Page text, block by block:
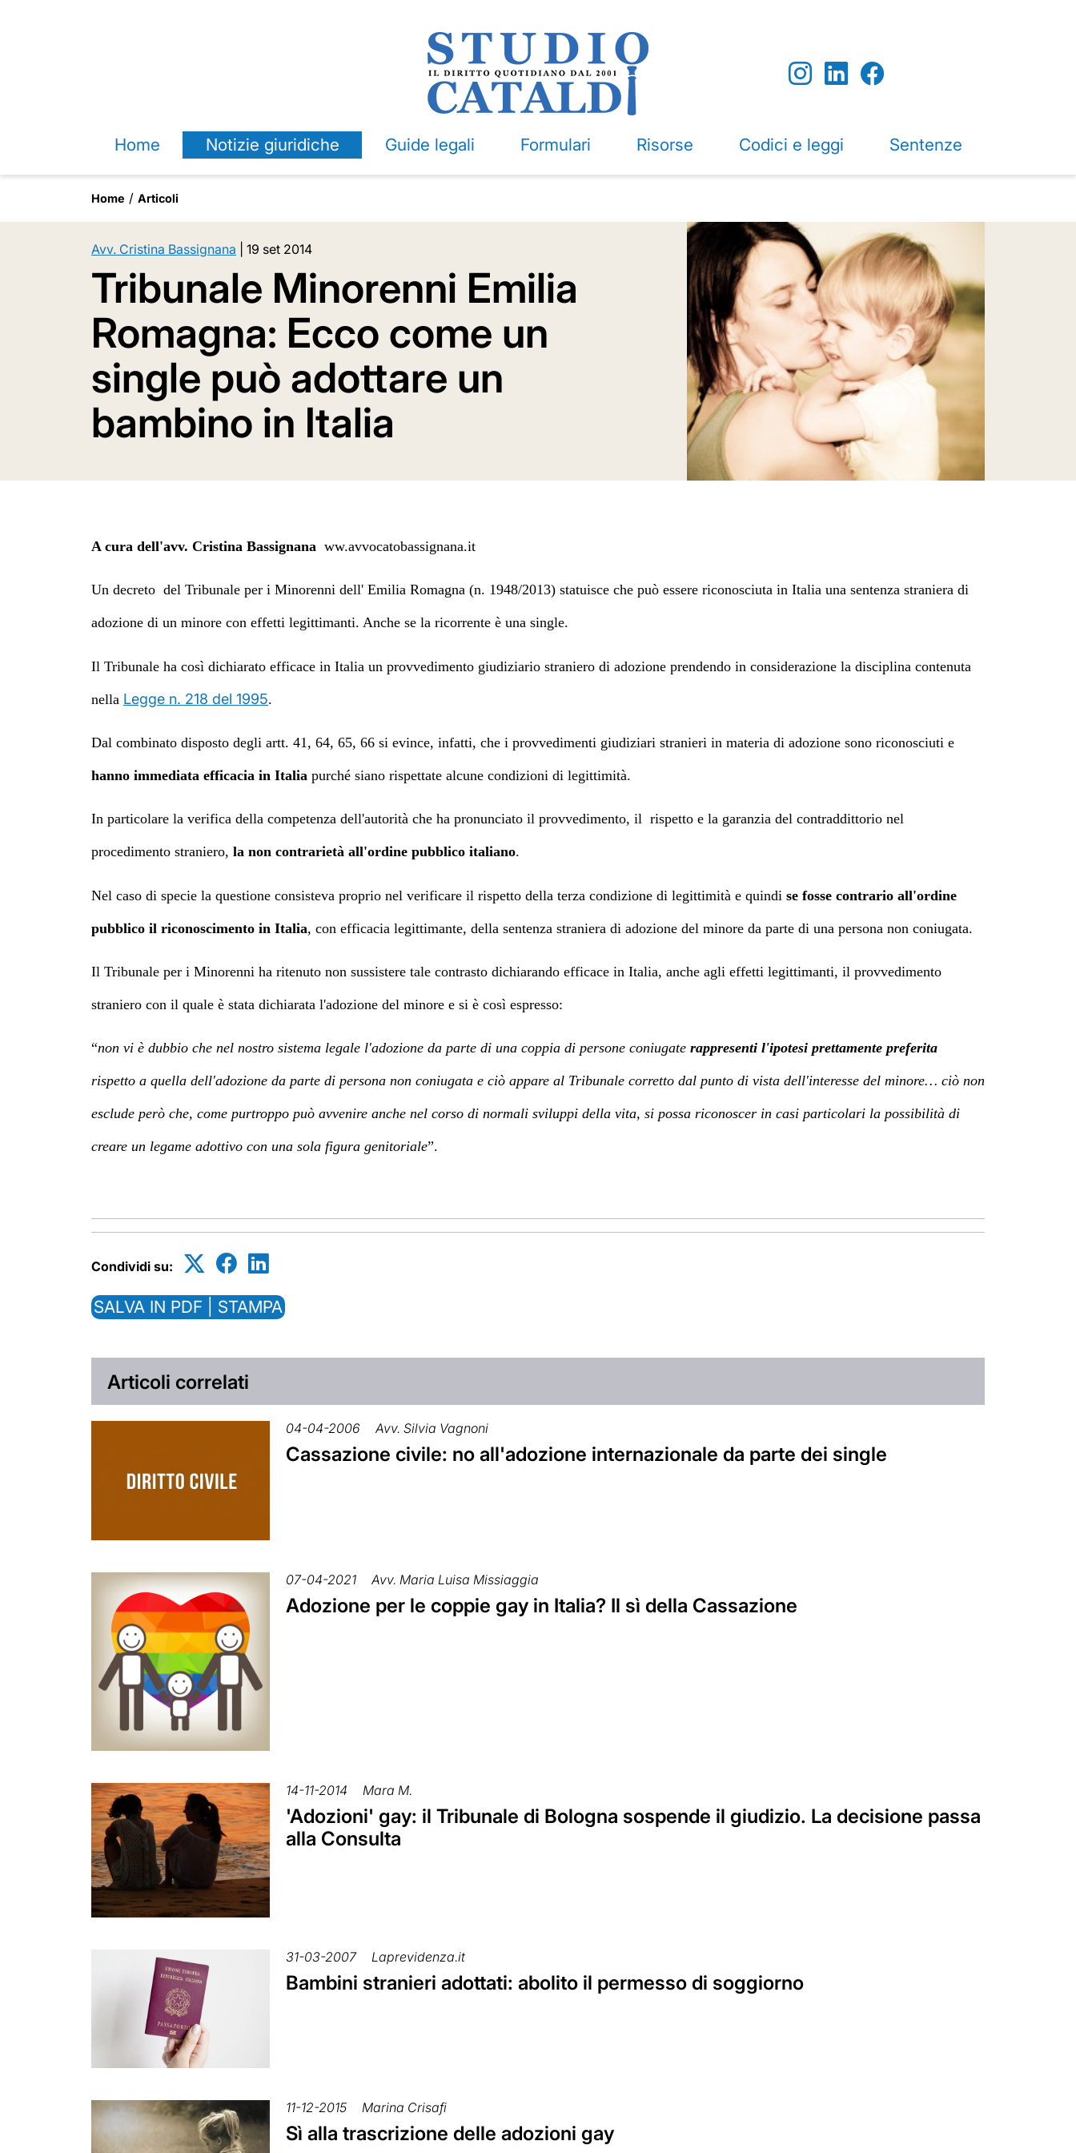
Home Notizie giuridiche Guide legali Formulari Risorse Codici e leggi Sentenze
Home Articoli
Avv. Cristina Bassignana 19 set 2014
Tribunale Minorenni Emilia
Romagna: Ecco come un
single può adottare un
bambino in Italia
A cura dell'avv. Cristina Bassignana ww.avvocatobassignana.it
Un decreto del Tribunale per i Minorenni dell' Emilia Romagna (n. 1948/2013) statuisce che può essere riconosciuta in Italia una sentenza straniera di
adozione di un minore con effetti legittimanti. Anche se la ricorrente è una single.
Il Tribunale ha così dichiarato efficace in Italia un provvedimento giudiziario straniero di adozione prendendo in considerazione la disciplina contenuta
nella Legge n. 218 del 1995.
Dal combinato disposto degli artt. 41, 64, 65, 66 si evince, infatti, che i provvedimenti giudiziari stranieri in materia di adozione sono riconosciuti e
hanno immediata efficacia in Italia purché siano rispettate alcune condizioni di legittimità.
In particolare la verifica della competenza dell'autorità che ha pronunciato il provvedimento, il rispetto e la garanzia del contraddittorio nel
procedimento straniero, la non contrarietà all'ordine pubblico italiano.
Nel caso di specie la questione consisteva proprio nel verificare il rispetto della terza condizione di legittimità e quindi se fosse contrario all'ordine
pubblico il riconoscimento in Italia, con efficacia legittimante, della sentenza straniera di adozione del minore da parte di una persona non coniugata.
Il Tribunale per i Minorenni ha ritenuto non sussistere tale contrasto dichiarando efficace in Italia, anche agli effetti legittimanti, il provvedimento
straniero con il quale è stata dichiarata l'adozione del minore e si è così espresso:
“non vi è dubbio che nel nostro sistema legale l'adozione da parte di una coppia di persone coniugate rappresenti l'ipotesi prettamente preferita
rispetto a quella dell'adozione da parte di persona non coniugata e ciò appare al Tribunale corretto dal punto di vista dell'interesse del minore… ciò non
esclude però che, come purtroppo può avvenire anche nel corso di normali sviluppi della vita, si possa riconoscer in casi particolari la possibilità di
creare un legame adottivo con una sola figura genitoriale”.
Condividi su:
SALVA IN PDF | STAMPA
Articoli correlati
04-04-2006 Avv. Silvia Vagnoni
Cassazione civile: no all'adozione internazionale da parte dei single
07-04-2021 Avv. Maria Luisa Missiaggia
Adozione per le coppie gay in Italia? Il sì della Cassazione
14-11-2014 Mara M.
'Adozioni' gay: il Tribunale di Bologna sospende il giudizio. La decisione passa
alla Consulta
31-03-2007 Laprevidenza.it
Bambini stranieri adottati: abolito il permesso di soggiorno
11-12-2015 Marina Crisafi
Sì alla trascrizione delle adozioni gay